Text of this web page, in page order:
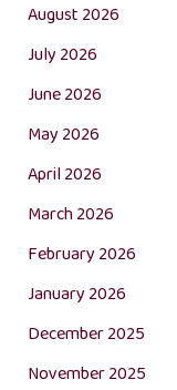
August 2026
July 2026
June 2026
May 2026
April 2026
March 2026
February 2026
January 2026
December 2025
November 2025